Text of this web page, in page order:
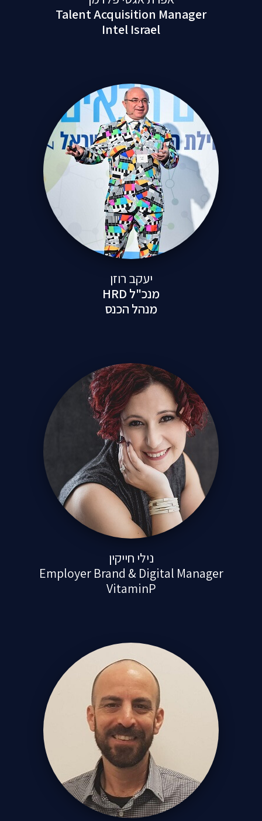
Talent Acquisition Manager
Intel Israel
יעקב רוזן
מנהל הכנס
נילי חייקין
Employer Brand & Digital Manager
VitaminP